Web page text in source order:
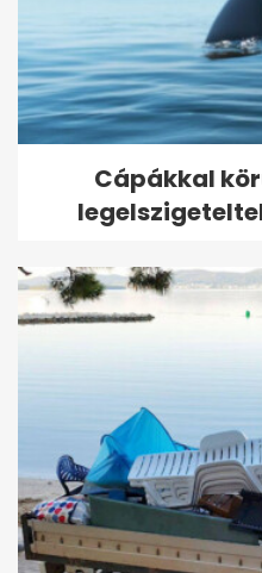
Sárga
pólón? Ez
módszer...
Cápákkal